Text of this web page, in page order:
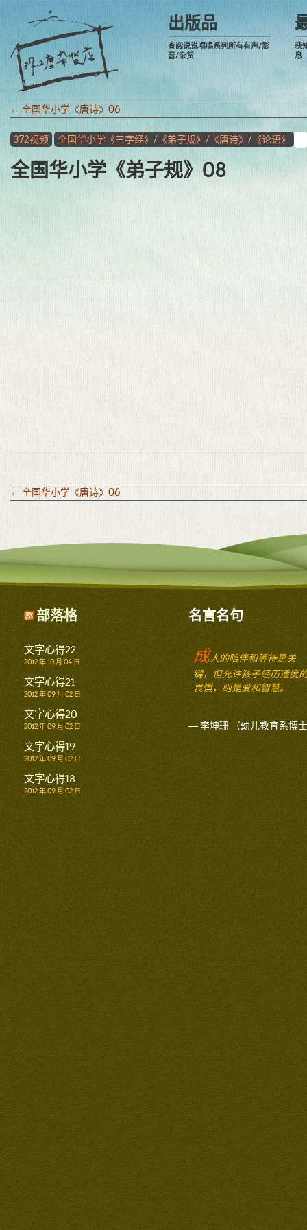
出版品
查阅说说唱唱系列所有有声/影
音/杂货
获
息
← 全国华小学《唐诗》06
372视频 全国华小学《三字经》/《弟子规》/《唐诗》/《论语》
全国华小学《弟子规》08
← 全国华小学《唐诗》06
部落格
文字心得22
2012 年 10 月 04 日
文字心得21
2012 年 09 月 02 日
文字心得20
2012 年 09 月 02 日
文字心得19
2012 年 09 月 02 日
文字心得18
2012 年 09 月 02 日
名言名句
成人的陪伴和等待是关
键，但允许孩子经历适度
畏惧，则是爱和智慧。
— 李坤珊 （幼儿教育系博